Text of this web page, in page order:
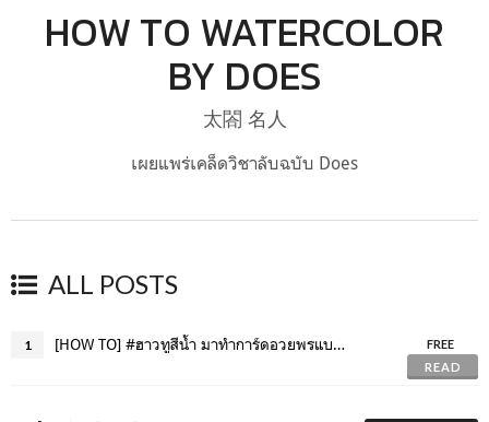
HOW TO WATERCOLOR
BY DOES
太閤 名人
เผยแพร่เคล็ดวิชาลับฉบับ Does
ALL POSTS
1 [HOW TO] #ฮาวทูสีน้ำ มาทำการ์ดอวยพรแบบง่าย ๆ ด้วยการวาด "พวงดอกไม้" กันเถอะ!
FREE
READ